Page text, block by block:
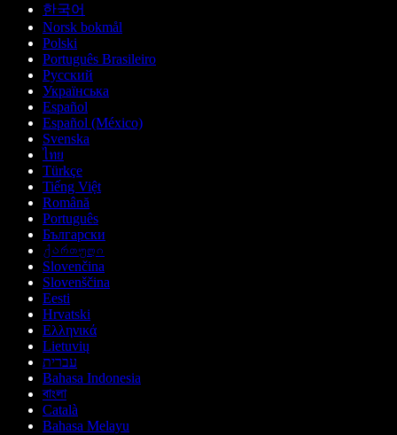
한국어
Norsk bokmål
Polski
Português Brasileiro
Русский
Українська
Español
Español (México)
Svenska
ไทย
Türkçe
Tiếng Việt
Română
Português
Български
ქართული
Slovenčina
Slovenščina
Eesti
Hrvatski
Ελληνικά
Lietuvių
עברית
Bahasa Indonesia
বাংলা
Català
Bahasa Melayu